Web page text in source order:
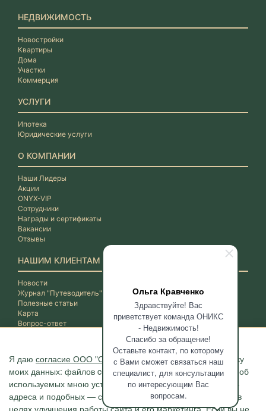
Ольга Кравченко
Здравствуйте! Вас
приветствует команда ОНИКС
- Недвижимость!
Спасибо за обращение!
Оставьте контакт, по которому
с Вами сможет связаться наш
специалист, для консультации
по интересующим Вас
вопросам.
Я даю согласие ООО "ОНИКС-Недвижимость"на обработку
моих данных: файлов cookie, сведений о моих действиях, об
используемых мною устройствах, даты и время сессии, IP-
адреса и подобных — с помощью метрических программ в
целях улучшения работы сайта и его маркетинга. Если вы не
НЕДВИЖИМОСТЬ
Новостройки
Квартиры
Дома
Участки
Коммерция
УСЛУГИ
Ипотека
Юридические услуги
О КОМПАНИИ
Наши Лидеры
Акции
ONYX-VIP
Сотрудники
Награды и сертификаты
Вакансии
Отзывы
НАШИМ КЛИЕНТАМ
Новости
Журнал "Путеводитель"
Полезные статьи
Карта
Вопрос-ответ